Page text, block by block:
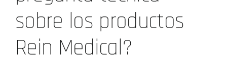
LA EMPRESA
sobre los productos
Rein Medical?